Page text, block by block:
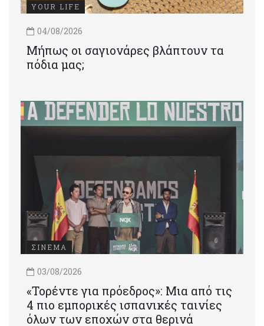
YOUR LIFE
04/08/2026
Μήπως οι σαγιονάρες βλάπτουν τα
πόδια μας;
ΣΙΝΕΜΑ
03/08/2026
«Τορέντε για πρόεδρος»: Mια από τις
4 πιο εμπορικές ισπανικές ταινίες
όλων των εποχών στα θερινά